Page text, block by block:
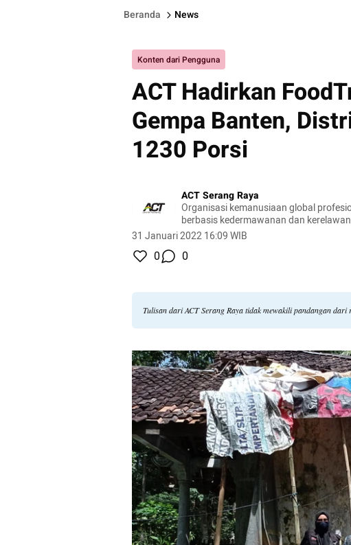
Beranda News
Konten dari Pengguna
ACT Hadirkan
Gempa Banten,
1230 Porsi
ACT Serang Raya
Organisasi kemanusiaan global
berbasis kedermawanan dan
masyarakat global.
31 Januari 2022 16:09 WIB
0 0
Tulisan dari ACT Serang Raya tidak mewakili pandangan dari